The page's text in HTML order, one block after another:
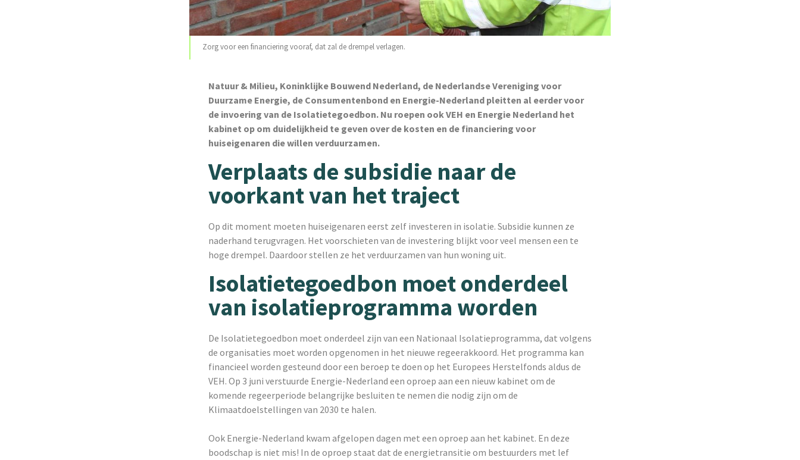
Zorg voor een financiering vooraf, dat zal de drempel verlagen.
Natuur & Milieu, Koninklijke Bouwend Nederland, de Nederlandse Vereniging voor
Duurzame Energie, de Consumentenbond en Energie-Nederland pleitten al eerder voor
de invoering van de Isolatietegoedbon. Nu roepen ook VEH en Energie Nederland het
kabinet op om duidelijkheid te geven over de kosten en de financiering voor
huiseigenaren die willen verduurzamen.
Verplaats de subsidie naar de
voorkant van het traject
Op dit moment moeten huiseigenaren eerst zelf investeren in isolatie. Subsidie kunnen ze
naderhand terugvragen. Het voorschieten van de investering blijkt voor veel mensen een te
hoge drempel. Daardoor stellen ze het verduurzamen van hun woning uit.
Isolatietegoedbon moet onderdeel
van isolatieprogramma worden
De Isolatietegoedbon moet onderdeel zijn van een Nationaal Isolatieprogramma, dat volgens
de organisaties moet worden opgenomen in het nieuwe regeerakkoord. Het programma kan
financieel worden gesteund door een beroep te doen op het Europees Herstelfonds aldus de
VEH. Op 3 juni verstuurde Energie-Nederland een oproep aan een nieuw kabinet om de
komende regeerperiode belangrijke besluiten te nemen die nodig zijn om de
Klimaatdoelstellingen van 2030 te halen.
Ook Energie-Nederland kwam afgelopen dagen met een oproep aan het kabinet. En deze
boodschap is niet mis! In de oproep staat dat de energietransitie om bestuurders met lef